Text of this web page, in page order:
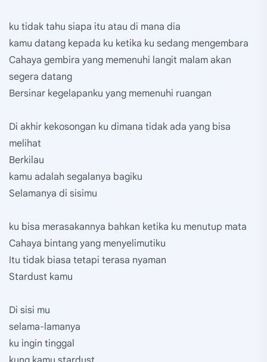
ku tidak tahu siapa itu atau di mana dia
kamu datang kepada ku ketika ku sedang mengembara
Cahaya gembira yang memenuhi langit malam akan
segera datang
Bersinar kegelapanku yang memenuhi ruangan
Di akhir kekosongan ku dimana tidak ada yang bisa
melihat
Berkilau
kamu adalah segalanya bagiku
Selamanya di sisimu
ku bisa merasakannya bahkan ketika ku menutup mata
Cahaya bintang yang menyelimutiku
Itu tidak biasa tetapi terasa nyaman
Stardust kamu
Di sisi mu
selama-lamanya
ku ingin tinggal